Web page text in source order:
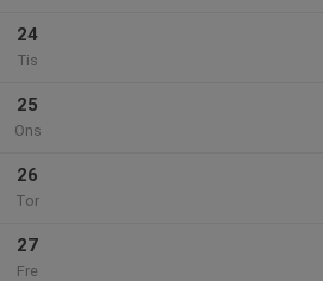
24
Tis
25
Ons
26
Tor
27
Fre